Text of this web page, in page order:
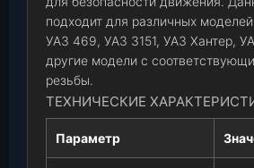
подходит для различных
УАЗ 469, УАЗ 3151, УАЗ Хантер,
другие модели с
резьбы.
ТЕХНИЧЕСКИЕ
Параметр